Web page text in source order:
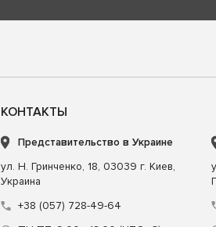
КОНТАКТЫ
Представительство в Украине
ул. Н. Гринченко, 18, 03039 г. Киев,
Украина
+38 (057) 728-49-64